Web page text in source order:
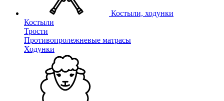
Костыли, ходунки
Костыли
Трости
Противопролежневые матрасы
Ходунки